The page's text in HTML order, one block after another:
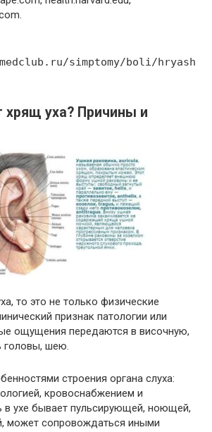
simptomy/boli/hryash
хрящ уха? Причины и
то это не только физические
признак патологии или
ощущения передаются в височную,
головы, шею.
строения органа слуха:
кровоснабжением и
в ухе бывает пульсирующей, ноющей,
может сопровождаться иными